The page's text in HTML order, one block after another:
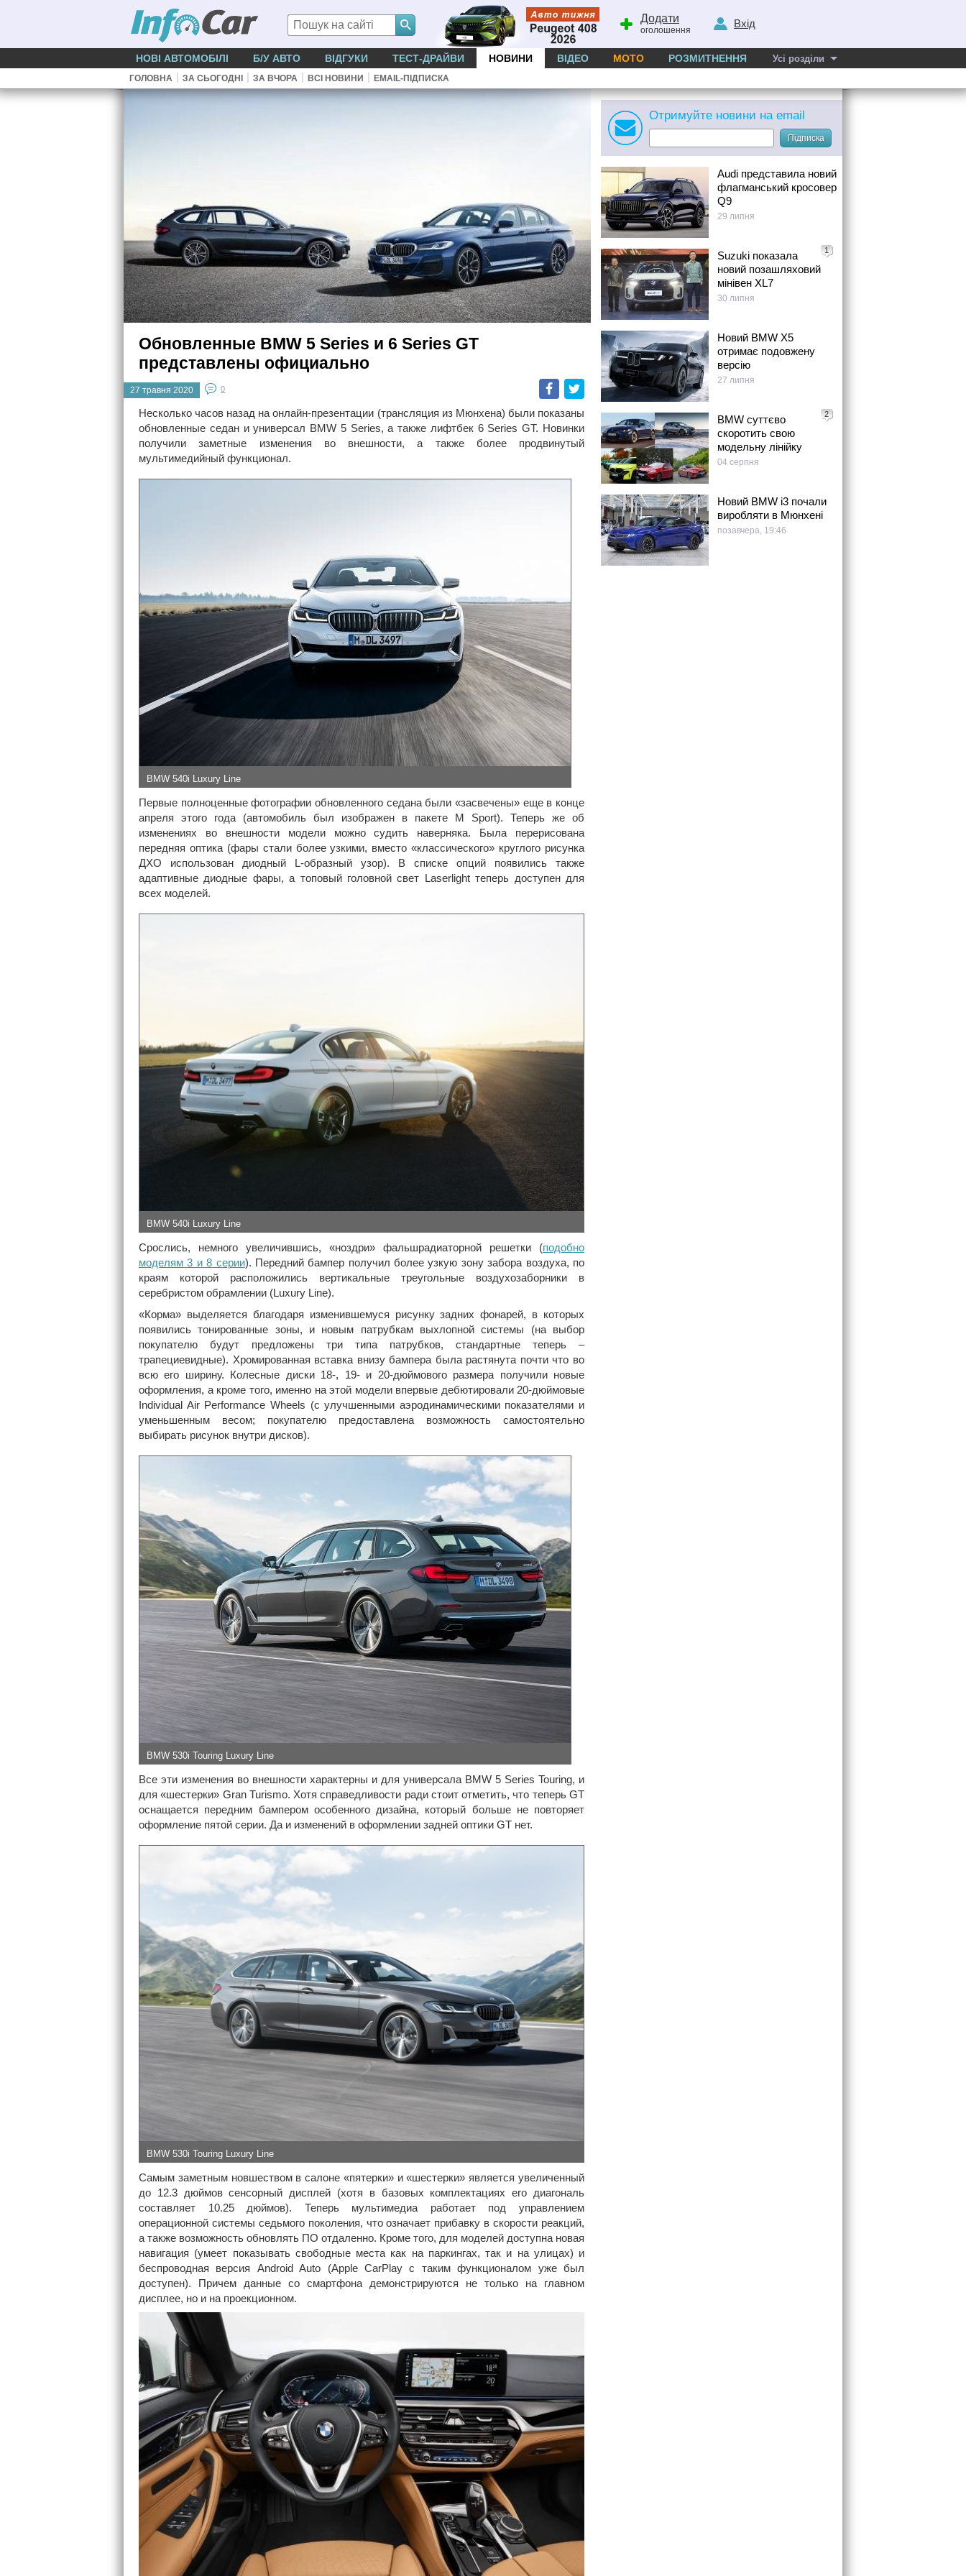
Додати
оголошення
Вхід
НОВІ АВТОМОБІЛІ Б/У АВТО ВІДГУКИ ТЕСТ-ДРАЙВИ НОВИНИ ВІДЕО МОТО РОЗМИТНЕННЯ Усі розділи
ГОЛОВНА | ЗА СЬОГОДНІ | ЗА ВЧОРА | ВСІ НОВИНИ | EMAIL-ПІДПИСКА
Обновленные BMW 5 Series и 6 Series GT
представлены официально
Facebook
Twitter
27 травня 2020 0
Несколько часов назад на онлайн-презентации (трансляция из Мюнхена) были показаны
обновленные седан и универсал BMW 5 Series, а также лифтбек 6 Series GT. Новинки
получили заметные изменения во внешности, а также более продвинутый
мультимедийный функционал.
BMW 540i Luxury Line
Первые полноценные фотографии обновленного седана были «засвечены» еще в конце
апреля этого года (автомобиль был изображен в пакете M Sport). Теперь же об
изменениях во внешности модели можно судить наверняка. Была перерисована
передняя оптика (фары стали более узкими, вместо «классического» круглого рисунка
ДХО использован диодный L-образный узор). В списке опций появились также
адаптивные диодные фары, а топовый головной свет Laserlight теперь доступен для
всех моделей.
BMW 540i Luxury Line
Срослись, немного увеличившись, «ноздри» фальшрадиаторной решетки (подобно
моделям 3 и 8 серии). Передний бампер получил более узкую зону забора воздуха, по
краям которой расположились вертикальные треугольные воздухозаборники в
серебристом обрамлении (Luxury Line).
«Корма» выделяется благодаря изменившемуся рисунку задних фонарей, в которых
появились тонированные зоны, и новым патрубкам выхлопной системы (на выбор
покупателю будут предложены три типа патрубков, стандартные теперь –
трапециевидные). Хромированная вставка внизу бампера была растянута почти что во
всю его ширину. Колесные диски 18-, 19- и 20-дюймового размера получили новые
оформления, а кроме того, именно на этой модели впервые дебютировали 20-дюймовые
Individual Air Performance Wheels (c улучшенными аэродинамическими показателями и
уменьшенным весом; покупателю предоставлена возможность самостоятельно
выбирать рисунок внутри дисков).
BMW 530i Touring Luxury Line
Все эти изменения во внешности характерны и для универсала BMW 5 Series Touring, и
для «шестерки» Gran Turismo. Хотя справедливости ради стоит отметить, что теперь GT
оснащается передним бампером особенного дизайна, который больше не повторяет
оформление пятой серии. Да и изменений в оформлении задней оптики GT нет.
BMW 530i Touring Luxury Line
Самым заметным новшеством в салоне «пятерки» и «шестерки» является увеличенный
до 12.3 дюймов сенсорный дисплей (хотя в базовых комплектациях его диагональ
составляет 10.25 дюймов). Теперь мультимедиа работает под управлением
операционной системы седьмого поколения, что означает прибавку в скорости реакций,
а также возможность обновлять ПО отдаленно. Кроме того, для моделей доступна новая
навигация (умеет показывать свободные места как на паркингах, так и на улицах) и
беспроводная версия Android Auto (Apple CarPlay c таким функционалом уже был
доступен). Причем данные со смартфона демонстрируются не только на главном
дисплее, но и на проекционном.
Отримуйте новини на email
Підписка
Audi представила новий
флагманський кросовер
Q9
29 липня
1
Suzuki показала
новий позашляховий
мінівен XL7
30 липня
Новий BMW X5
отримає подовжену
версію
27 липня
2
BMW суттєво
скоротить свою
модельну лінійку
04 серпня
Новий BMW i3 почали
виробляти в Мюнхені
позавчера, 19:46